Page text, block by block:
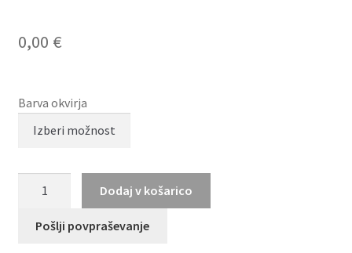
0,00 €
Barva okvirja
količina
Dodaj v košarico
Pošlji povpraševanje